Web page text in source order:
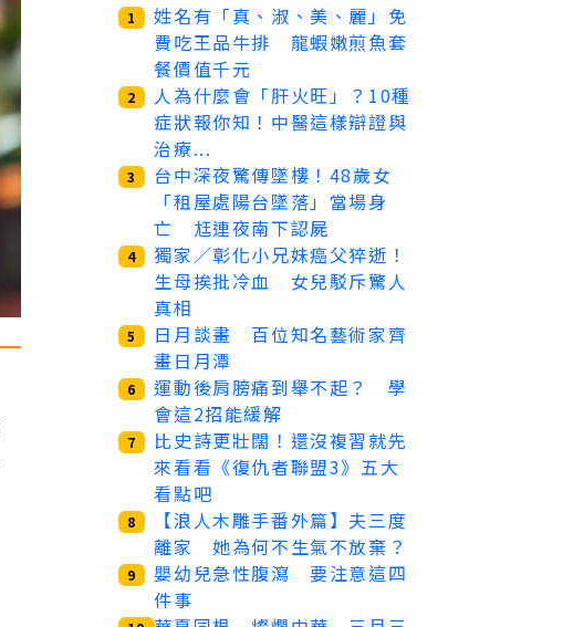
1
姓名有「真、淑、美、麗」免
費吃王品牛排 龍蝦嫩煎魚套
餐價值千元
2
人為什麼會「肝火旺」？10種
症狀報你知！中醫這樣辯證與
治療...
3
台中深夜驚傳墜樓！48歲女
「租屋處陽台墜落」當場身
亡 尪連夜南下認屍
4
獨家／彰化小兄妹癌父猝逝！
生母挨批冷血 女兒駁斥驚人
真相
5
日月談畫 百位知名藝術家齊
畫日月潭
6
運動後肩膀痛到舉不起？ 學
會這2招能緩解
7
比史詩更壯闊！還沒複習就先
來看看《復仇者聯盟3》五大
看點吧
8
【浪人木雕手番外篇】夫三度
離家 她為何不生氣不放棄？
9
嬰幼兒急性腹瀉 要注意這四
件事